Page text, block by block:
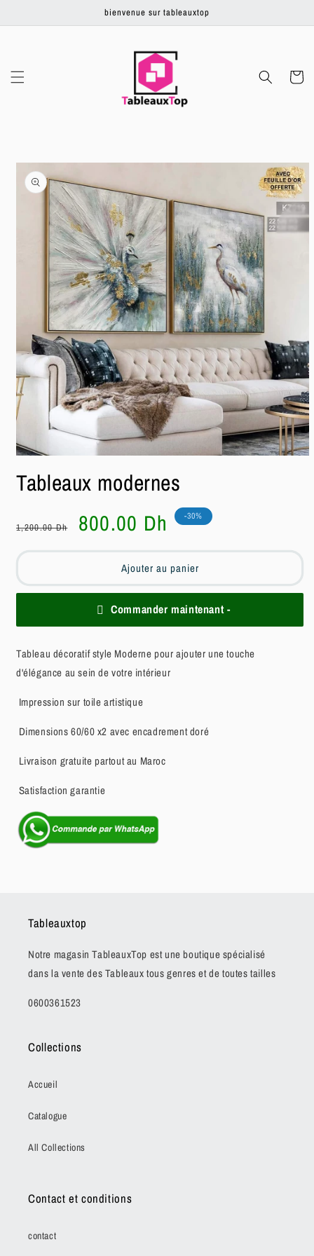
contenu
bienvenue sur tableauxtop
Panier
Passer aux
informations
produits
média
fenêtre
modale
Tableaux modernes
habituel
1,200.00 Dh
Prix
soldé
800.00 Dh -30%
Ajouter au panier
Commander maintenant -
Tableau décoratif style Moderne pour ajouter une touche
d'élégance au sein de votre intérieur
Impression sur toile artistique
Dimensions 60/60 x2 avec encadrement doré
Livraison gratuite partout au Maroc
Satisfaction garantie
Tableauxtop
Notre magasin TableauxTop est une boutique spécialisé
dans la vente des Tableaux tous genres et de toutes tailles
0600361523
Collections
Accueil
Catalogue
All Collections
Contact et conditions
contact